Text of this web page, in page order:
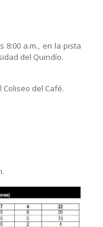
8:00 a.m., en la pista
del Quindío.
Coliseo del Café.